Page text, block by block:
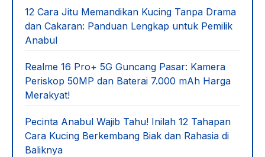
12 Cara Jitu Memandikan Kucing Tanpa Drama
dan Cakaran: Panduan Lengkap untuk Pemilik
Anabul
Realme 16 Pro+ 5G Guncang Pasar: Kamera
Periskop 50MP dan Baterai 7.000 mAh Harga
Merakyat!
Pecinta Anabul Wajib Tahu! Inilah 12 Tahapan
Cara Kucing Berkembang Biak dan Rahasia di
Baliknya